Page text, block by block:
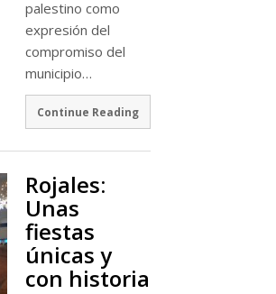
palestino como
expresión del
compromiso del
municipio…
Continue Reading
Rojales:
Unas
fiestas
únicas y
con historia